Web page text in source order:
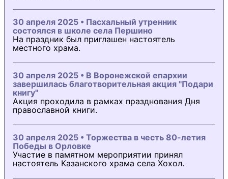
30 апреля 2025 • Пасхальный утренник
состоялся в школе села Першино
На праздник был приглашен настоятель
местного храма.
30 апреля 2025 • В Воронежской епархии
завершилась благотворительная акция "Подари
книгу"
Акция проходила в рамках празднования Дня
православной книги.
30 апреля 2025 • Торжества в честь 80-летия
Победы в Орловке
Участие в памятном мероприятии принял
настоятель Казанского храма села Хохол.